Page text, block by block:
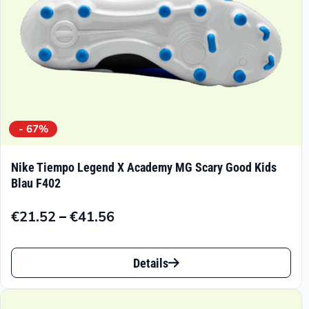
Produktseite
gewählt
werden
- 67%
Nike Tiempo Legend X Academy MG Scary Good Kids
Blau F402
€21.52 –€41.56
Preisspanne:
€21.52
€41.56
Dieses
Produkt
Details